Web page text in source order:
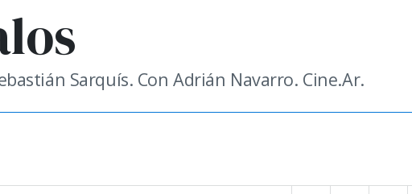
Sarquís. Con Adrián Navarro. Cine.Ar.